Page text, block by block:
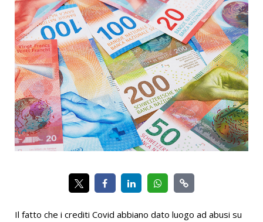
Il fatto che i crediti Covid abbiano dato luogo ad abusi su